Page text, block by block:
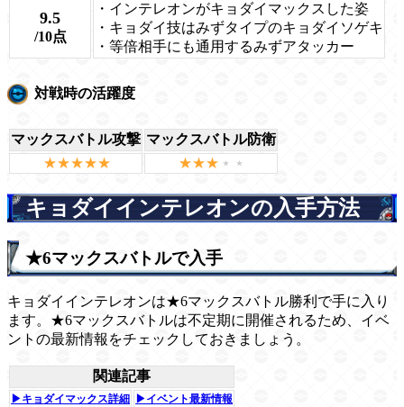
9.5
/10点
・インテレオンがキョダイマックスした姿
・キョダイ技はみずタイプのキョダイソゲキ
・等倍相手にも通用するみずアタッカー
対戦時の活躍度
マックスバトル攻撃 マックスバトル防衛
キョダイインテレオンの入手方法
★6マックスバトルで入手
キョダイインテレオンは★6マックスバトル勝利で手に入り
ます。★6マックスバトルは不定期に開催されるため、イベ
ントの最新情報をチェックしておきましょう。
関連記事
▶キョダイマックス詳細 ▶イベント最新情報